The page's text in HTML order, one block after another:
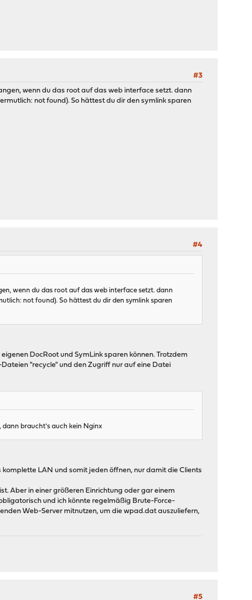
#3
wenn du das root auf das web interface setzt. dann
not found). So hättest du dir den symlink sparen
#4
wenn du das root auf das web interface setzt. dann
not found). So hättest du dir den symlink sparen
DocRoot und SymLink sparen können. Trotzdem
"recycle" und den Zugriff nur auf eine Datei
dann braucht's auch kein Nginx
LAN und somit jeden öffnen, nur damit die Clients
Aber in einer größeren Einrichtung oder gar einem
und ich könnte regelmäßig Brute-Force-
Web-Server mitnutzen, um die wpad.dat auszuliefern,
#5